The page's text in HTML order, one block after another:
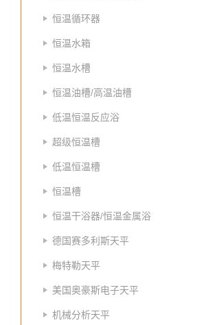
恒温循环器
恒温水箱
恒温水槽
恒温油槽/高温油槽
低温恒温反应浴
超级恒温槽
低温恒温槽
恒温槽
恒温干浴器/恒温金属浴
德国赛多利斯天平
梅特勒天平
美国奥豪斯电子天平
机械分析天平